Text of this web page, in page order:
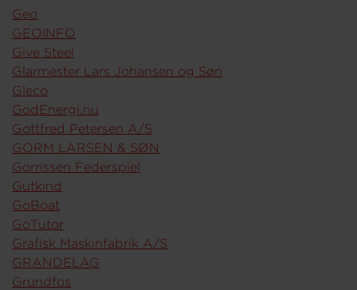
Geo
GEOINFO
Give Steel
Glarmester Lars Johansen og Søn
Gleco
GodEnergi.nu
Gottfred Petersen A/S
GORM LARSEN & SØN
Gorrissen Federspiel
Gutkind
GoBoat
GoTutor
Grafisk Maskinfabrik A/S
GRANDELAG
Grundfos